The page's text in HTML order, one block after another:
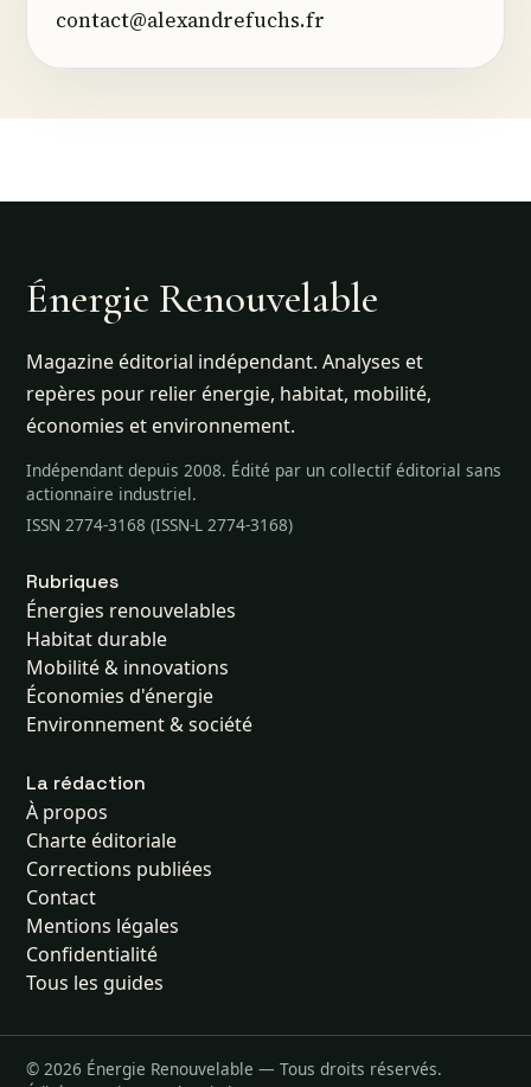
contact@alexandrefuchs.fr
Énergie Renouvelable
Magazine éditorial indépendant. Analyses et
repères pour relier énergie, habitat, mobilité,
économies et environnement.
Indépendant depuis 2008. Édité par un collectif éditorial sans
actionnaire industriel.
ISSN 2774-3168 (ISSN-L 2774-3168)
Rubriques
Énergies renouvelables
Habitat durable
Mobilité & innovations
Économies d'énergie
Environnement & société
La rédaction
À propos
Charte éditoriale
Corrections publiées
Contact
Mentions légales
Confidentialité
Tous les guides
© 2026 Énergie Renouvelable — Tous droits réservés.